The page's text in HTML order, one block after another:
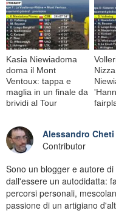
Kasia Niewiadoma
doma il Mont
Ventoux: tappa e
maglia in un finale da
brividi al Tour
Alessandro Cheti
Contributor
Sono un blogger e autore
dall'essere un autodidatta:
percorsi personali,
passione di un artigiano